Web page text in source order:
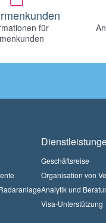
für
Geschäftsreise
Organisation von
Analytik und
Visa-Unterstützung